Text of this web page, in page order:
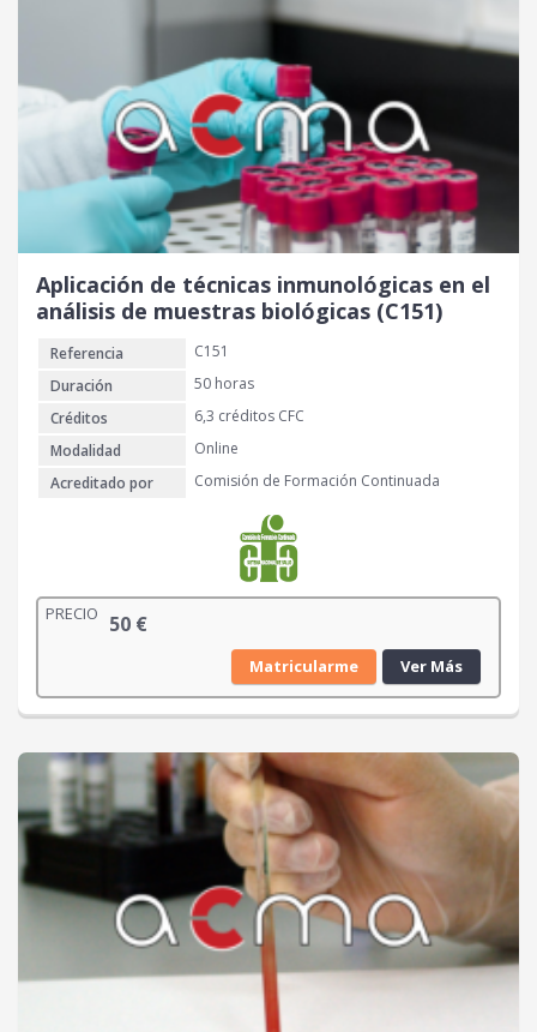
Aplicación de técnicas inmunológicas en el
análisis de muestras biológicas (C151)
Referencia
C151
Duración
50 horas
Créditos
6,3 créditos CFC
Modalidad
Online
Acreditado por
Comisión de Formación Continuada
PRECIO 50 €
Matricularme Ver Más